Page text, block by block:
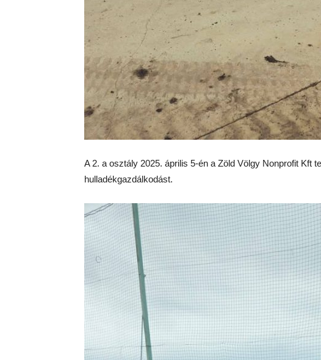
A 2. a osztály 2025. április 5-én a Zöld Völgy Nonprofit Kft
hulladékgazdálkodást.